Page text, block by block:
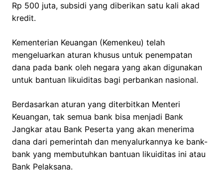
Rp 500 juta, subsidi yang diberikan satu kali akad
kredit.
Kementerian Keuangan (Kemenkeu) telah
mengeluarkan aturan khusus untuk penempatan
dana pada bank oleh negara yang akan digunakan
untuk bantuan likuiditas bagi perbankan nasional.
Berdasarkan aturan yang diterbitkan Menteri
Keuangan, tak semua bank bisa menjadi Bank
Jangkar atau Bank Peserta yang akan menerima
dana dari pemerintah dan menyalurkannya ke bank-
bank yang membutuhkan bantuan likuiditas ini atau
Bank Pelaksana.